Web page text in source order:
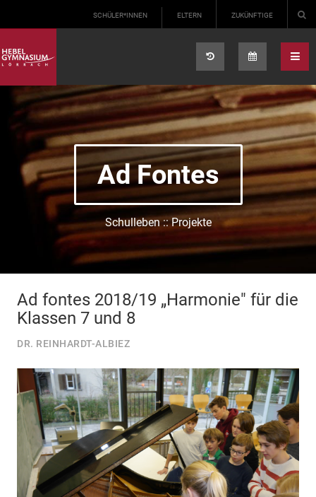
SCHÜLER*INNEN ELTERN ZUKÜNFTIGE
Ad Fontes
Schulleben :: Projekte
Ad fontes 2018/19 „Harmonie" für die
Klassen 7 und 8
DR. REINHARDT-ALBIEZ